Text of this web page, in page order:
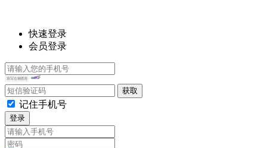
快速登录
会员登录
记住手机号
登录